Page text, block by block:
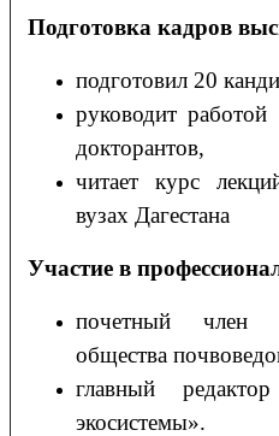
Подготовка кадров
подготовил 20
руководит работой
докторантов,
читает курс
вузах Дагестана
Участие в
почетный член
общества
главный
экосистемы».